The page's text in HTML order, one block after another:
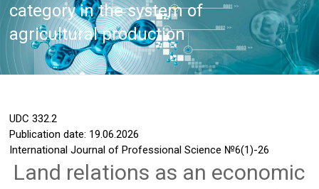
category in the system of
agricultural production
UDC332.2
Publication date: 19.06.2026
International Journal of Professional Science №6(1)-26
Land relations as an economic